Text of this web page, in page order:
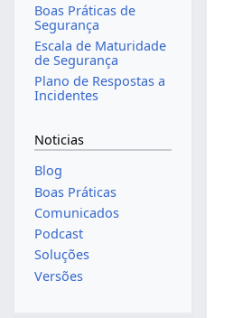
Boas Práticas de
Segurança
Escala de Maturidade
de Segurança
Plano de Respostas a
Incidentes
Noticias
Blog
Boas Práticas
Comunicados
Podcast
Soluções
Versões